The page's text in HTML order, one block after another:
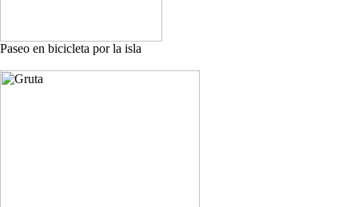
Paseo en bicicleta por la isla